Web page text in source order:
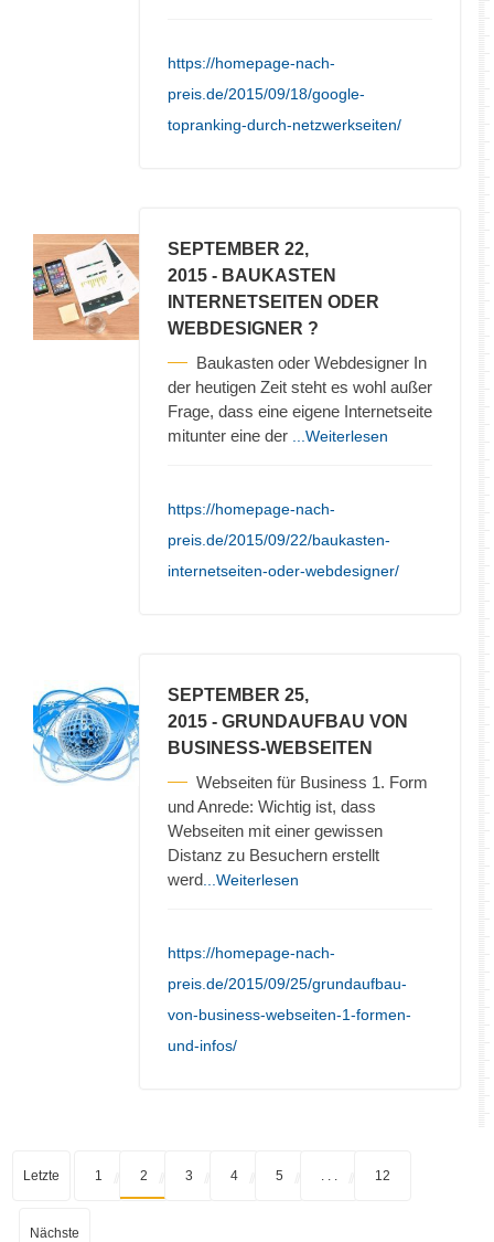
https://homepage-nach-
preis.de/2015/09/18/google-
topranking-durch-netzwerkseiten/
SEPTEMBER 22,
2015 - BAUKASTEN
INTERNETSEITEN ODER
WEBDESIGNER ?
Baukasten oder Webdesigner In
der heutigen Zeit steht es wohl außer
Frage, dass eine eigene Internetseite
mitunter eine der
...Weiterlesen
https://homepage-nach-
preis.de/2015/09/22/baukasten-
internetseiten-oder-webdesigner/
SEPTEMBER 25,
2015 - GRUNDAUFBAU VON
BUSINESS-WEBSEITEN
Webseiten für Business 1. Form
und Anrede: Wichtig ist, dass
Webseiten mit einer gewissen
Distanz zu Besuchern erstellt
werd ...Weiterlesen
https://homepage-nach-
preis.de/2015/09/25/grundaufbau-
von-business-webseiten-1-formen-
und-infos/
Letzte 1 2 3 4 5 12
Nächste